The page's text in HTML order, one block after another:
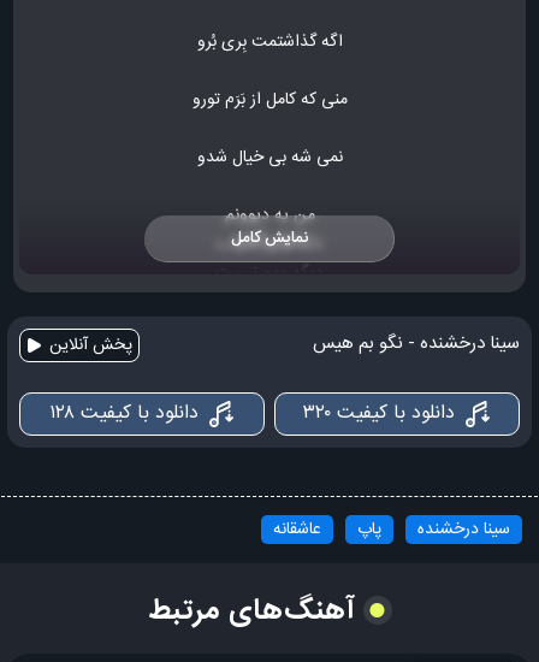
اگه گذاشتمت بِری بُرو
منی که کامل از بَرَم تورو
نمی شه بی خیال شدو
من یه دیوونم
شب و روزم یکیه
کاشکی بفهمی
درد دیوونه چیه
من یه دیوونم
شب و روزم یکیه
که چی میگن بقیه
نمایش کامل
سینا درخشنده - نگو بم هیس پخش آنلاین
دانلود با کیفیت ۳۲۰ دانلود با کیفیت ۱۲۸
سینا درخشنده پاپ عاشقانه
آهنگ‌های مرتبط